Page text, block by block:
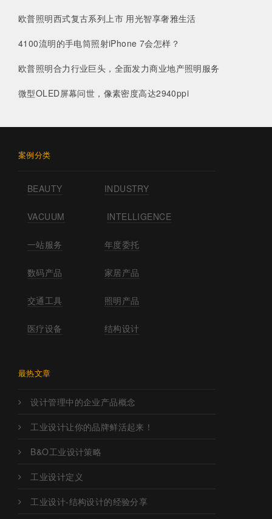
欧普照明西式复古系列上市 用光智享奢雅生活
4100流明的手电筒照射iPhone 7会怎样？
欧普照明合力行业巨头，全面发力商业地产照明服务
微型OLED屏幕问世，像素密度高达2940ppi
案例分类
BEAUTY INDUSTRY
VACUUM INTELLIGENCE
一站服务 年度委托
数码产品 家居产品
交通工具 照明产品
医疗设备 结构设计
最热文章
设计管理中的企业产品概念
工业设计让你的品牌鲜活起来！
B&O工业设计策略
工业设计定义
工业设计-结构设计的经验分享